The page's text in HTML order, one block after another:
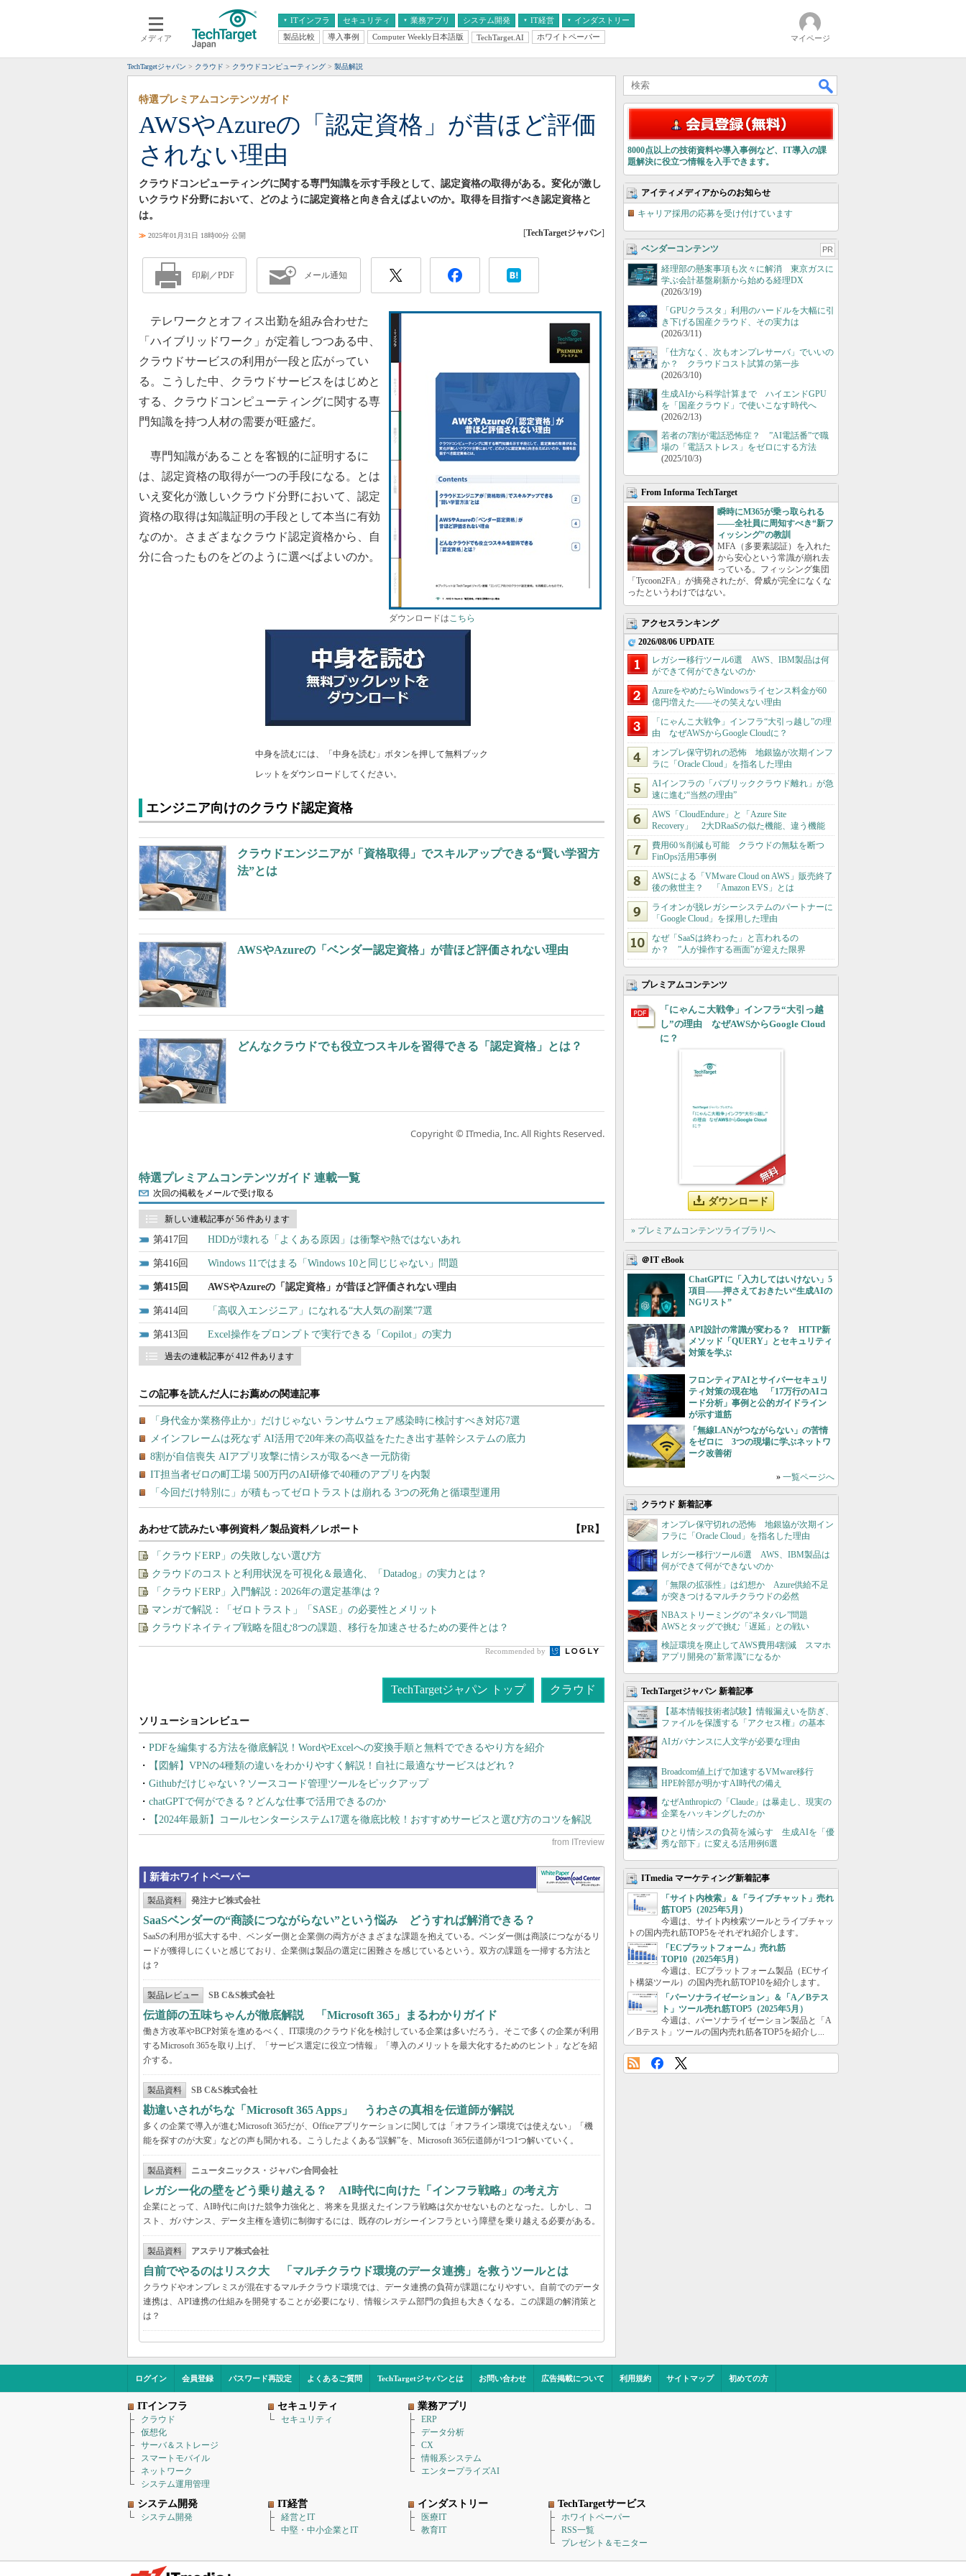
メディア
ITインフラ
クラウド
スマートモバイル
ネットワーク
システム運用管理
セキュリティ 業務アプリ
エンタープライズAI
ERP
CX
情報系システム
システム開発 IT経営
経営とIT
インダストリー
医療IT
製品比較 導入事例 Computer Weekly日本語版 TechTarget.AI ホワイトペーパー マイページ
TechTargetジャパン クラウド クラウドコンピューティング 製品解説
AWSやAzureの「認定資格」が昔ほど評価
されない理由
特選プレミアムコンテンツガイド
クラウドコンピューティングに関する専門知識を示す手段として、認定資格の取得がある。変化が激し
いクラウド分野において、どのように認定資格と向き合えばよいのか。取得を目指すべき認定資格と
は。
≫ 2025年01月31日 18時00分 公開 [TechTargetジャパン]
印刷／PDF メール通知
ダウンロードはこちら
テレワークとオフィス出勤を組み合わせた
「ハイブリッドワーク」が定着しつつある中、
クラウドサービスの利用が一段と広がってい
る。こうした中、クラウドサービスをはじめと
する、クラウドコンピューティングに関する専
門知識を持つ人材の需要が旺盛だ。
専門知識があることを客観的に証明するに
は、認定資格の取得が一つの手段になる。とは
いえ変化が激しいクラウド分野において、認定
資格の取得は知識証明の手段として本当に有効
なのか。さまざまなクラウド認定資格から、自
分に合ったものをどのように選べばよいのか。
中身を読むには、「中身を読む」ボタンを押して無料ブック
レットをダウンロードしてください。
エンジニア向けのクラウド認定資格
クラウドエンジニアが「資格取得」でスキルアップできる“賢い学習方
法”とは
AWSやAzureの「ベンダー認定資格」が昔ほど評価されない理由
どんなクラウドでも役立つスキルを習得できる「認定資格」とは？
Copyright © ITmedia, Inc. All Rights Reserved.
特選プレミアムコンテンツガイド 連載一覧
次回の掲載をメールで受け取る
新しい連載記事が 56 件あります
417 HDDが壊れる「よくある原因」は衝撃や熱ではないあれ
416 Windows 11ではまる「Windows 10と同じじゃない」問題
415 AWSやAzureの「認定資格」が昔ほど評価されない理由
414 「高収入エンジニア」になれる“大人気の副業”7選
413 Excel操作をプロンプトで実行できる「Copilot」の実力
過去の連載記事が 412 件あります
あわせて読みたい事例資料／製品資料／レポート 【PR】
「クラウドERP」の失敗しない選び方
クラウドのコストと利用状況を可視化＆最適化、「Datadog」の実力とは？
「クラウドERP」入門解説：2026年の選定基準は？
マンガで解説：「ゼロトラスト」「SASE」の必要性とメリット
クラウドネイティブ戦略を阻む8つの課題、移行を加速させるための要件とは？
Recommended by
TechTargetジャパン トップ クラウド
PDFを編集する方法を徹底解説！WordやExcelへの変換手順と無料でできるやり方を紹介
【図解】VPNの4種類の違いをわかりやすく解説！自社に最適なサービスはどれ？
Githubだけじゃない？ソースコード管理ツールをピックアップ
chatGPTで何ができる？どんな仕事で活用できるのか
【2024年最新】コールセンターシステム17選を徹底比較！おすすめサービスと選び方のコツを解説
新着ホワイトペーパー
製品資料 発注ナビ株式会社
SaaSベンダーの“商談につながらない”という悩み どうすれば解消できる？
SaaSの利用が拡大する中、ベンダー側と企業側の両方がさまざまな課題を抱えている。ベンダー側は商談につながるリ
ードが獲得しにくいと感じており、企業側は製品の選定に困難さを感じているという。双方の課題を一掃する方法と
は？
製品レビュー SB C&S株式会社
伝道師の五味ちゃんが徹底解説 「Microsoft 365」まるわかりガイド
働き方改革やBCP対策を進めるべく、IT環境のクラウド化を検討している企業は多いだろう。そこで多くの企業が利用
するMicrosoft 365を取り上げ、「サービス選定に役立つ情報」「導入のメリットを最大化するためのヒント」などを紹
介する。
製品資料 SB C&S株式会社
勘違いされがちな「Microsoft 365 Apps」 うわさの真相を伝道師が解説
多くの企業で導入が進むMicrosoft 365だが、Officeアプリケーションに関しては「オフライン環境では使えない」「機
能を探すのが大変」などの声も聞かれる。こうしたよくある“誤解”を、Microsoft 365伝道師が1つ1つ解いていく。
製品資料 ニュータニックス・ジャパン合同会社
レガシー化の壁をどう乗り越える？ AI時代に向けた「インフラ戦略」の考え方
企業にとって、AI時代に向けた競争力強化と、将来を見据えたインフラ戦略は欠かせないものとなった。しかし、コ
スト、ガバナンス、データ主権を適切に制御するには、既存のレガシーインフラという障壁を乗り越える必要がある。
製品資料 アステリア株式会社
自前でやるのはリスク大 「マルチクラウド環境のデータ連携」を救うツールとは
クラウドやオンプレミスが混在するマルチクラウド環境では、データ連携の負荷が課題になりやすい。自前でのデータ
連携は、API連携の仕組みを開発することが必要になり、情報システム部門の負担も大きくなる。この課題の解消策と
は？
8000点以上の技術資料や導入事例など、IT導入の課
題解決に役立つ情報を入手できます。
アイティメディアからのお知らせ
キャリア採用の応募を受け付けています
ベンダーコンテンツ PR
経理部の懸案事項も次々に解消 東京ガスに
学ぶ会計基盤刷新から始める経理DX
(2026/3/19)
「GPUクラスタ」利用のハードルを大幅に引
き下げる国産クラウド、その実力は
(2026/3/11)
「仕方なく、次もオンプレサーバ」でいいの
か？ クラウドコスト試算の第一歩
(2026/3/10)
生成AIから科学計算まで ハイエンドGPU
を「国産クラウド」で使いこなす時代へ
(2026/2/13)
若者の7割が電話恐怖症？ ”AI電話番”で職
場の「電話ストレス」をゼロにする方法
(2025/10/3)
From Informa TechTarget
瞬時にM365が乗っ取られる
――全社員に周知すべき“新フ
ィッシング”の教訓
MFA（多要素認証）を入れた
から安心という常識が崩れ去
っている。フィッシング集団
「Tycoon2FA」が摘発されたが、脅威が完全になくな
ったというわけではない。
アクセスランキング
2026/08/06 UPDATE
レガシー移行ツール6選 AWS、IBM製品は何
ができて何ができないのか
AzureをやめたらWindowsライセンス料金が60
億円増えた――その笑えない理由
「にゃんこ大戦争」インフラ“大引っ越し”の理
由 なぜAWSからGoogle Cloudに？
オンプレ保守切れの恐怖 地銀協が次期インフ
ラに「Oracle Cloud」を指名した理由
AIインフラの「パブリッククラウド離れ」が急
速に進む“当然の理由”
AWS「CloudEndure」と「Azure Site
Recovery」 2大DRaaSの似た機能、違う機能
費用60％削減も可能 クラウドの無駄を断つ
FinOps活用5事例
AWSによる「VMware Cloud on AWS」販売終了
後の救世主？ 「Amazon EVS」とは
ライオンが脱レガシーシステムのパートナーに
「Google Cloud」を採用した理由
なぜ「SaaSは終わった」と言われるの
か？ ”人が操作する画面”が迎えた限界
プレミアムコンテンツ
「にゃんこ大戦争」インフラ“大引っ越
し”の理由 なぜAWSからGoogle Cloud
に？
ダウンロード
» プレミアムコンテンツライブラリへ
＠IT eBook
ChatGPTに「入力してはいけない」5
項目――押さえておきたい“生成AIの
NGリスト”
API設計の常識が変わる？ HTTP新
メソッド「QUERY」とセキュリティ
対策を学ぶ
フロンティアAIとサイバーセキュリ
ティ対策の現在地 「17万行のAIコ
ード分析」事例と公的ガイドライン
が示す道筋
「無線LANがつながらない」の苦情
をゼロに 3つの現場に学ぶネットワ
ーク改善術
» 一覧ページへ
クラウド 新着記事
オンプレ保守切れの恐怖 地銀協が次期イン
フラに「Oracle Cloud」を指名した理由
レガシー移行ツール6選 AWS、IBM製品は
何ができて何ができないのか
「無限の拡張性」は幻想か Azure供給不足
が突きつけるマルチクラウドの必然
NBAストリーミングの“ネタバレ”問題
AWSとタッグで挑む「遅延」との戦い
検証環境を廃止してAWS費用4割減 スマホ
アプリ開発の"新常識"になるか
TechTargetジャパン 新着記事
【基本情報技術者試験】情報漏えいを防ぎ、
ファイルを保護する「アクセス権」の基本
AIガバナンスに人文学が必要な理由
Broadcom値上げで加速するVMware移行
HPE幹部が明かすAI時代の備え
なぜAnthropicの「Claude」は暴走し、現実の
企業をハッキングしたのか
ひとり情シスの負荷を減らす 生成AIを「優
秀な部下」に変える活用例6選
ITmedia マーケティング新着記事
「サイト内検索」＆「ライブチャット」売れ
筋TOP5（2025年5月）
今週は、サイト内検索ツールとライブチャッ
トの国内売れ筋TOP5をそれぞれ紹介します。
「ECプラットフォーム」売れ筋
TOP10（2025年5月）
今週は、ECプラットフォーム製品（ECサイ
ト構築ツール）の国内売れ筋TOP10を紹介します。
「パーソナライゼーション」＆「A／Bテス
ト」ツール売れ筋TOP5（2025年5月）
今週は、パーソナライゼーション製品と「A
／Bテスト」ツールの国内売れ筋各TOP5を紹介し...
ログイン 会員登録 パスワード再設定 よくあるご質問 TechTargetジャパンとは お問い合わせ 広告掲載について 利用規約 サイトマップ 初めての方
ITインフラ
クラウド
仮想化
サーバ＆ストレージ
スマートモバイル
ネットワーク
システム運用管理
セキュリティ
セキュリティ
業務アプリ
ERP
データ分析
CX
情報系システム
エンタープライズAI
システム開発
システム開発
IT経営
経営とIT
中堅・中小企業とIT
インダストリー
医療IT
教育IT
TechTargetサービス
ホワイトペーパー
RSS一覧
プレゼント＆モニター